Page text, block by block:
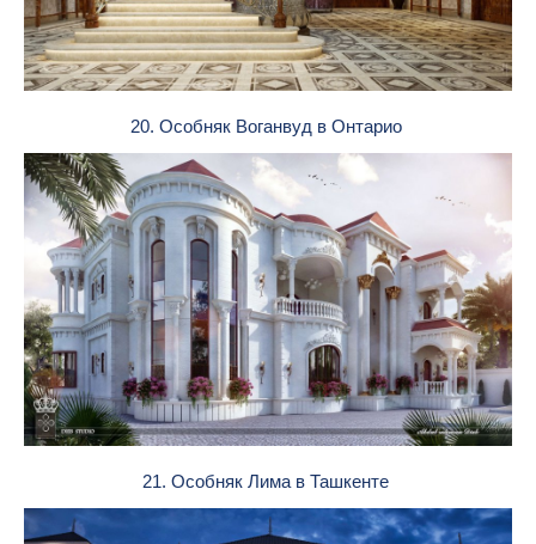
20. Особняк Воганвуд в Онтарио
21. Особняк Лима в Ташкенте